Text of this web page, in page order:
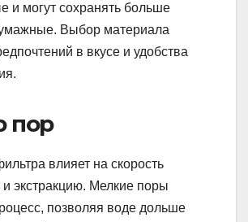
и могут сохранять больше
Выбор материала
в вкусе и удобства
пор
влияет на скорость
экстракцию. Мелкие поры
позволяя воде дольше